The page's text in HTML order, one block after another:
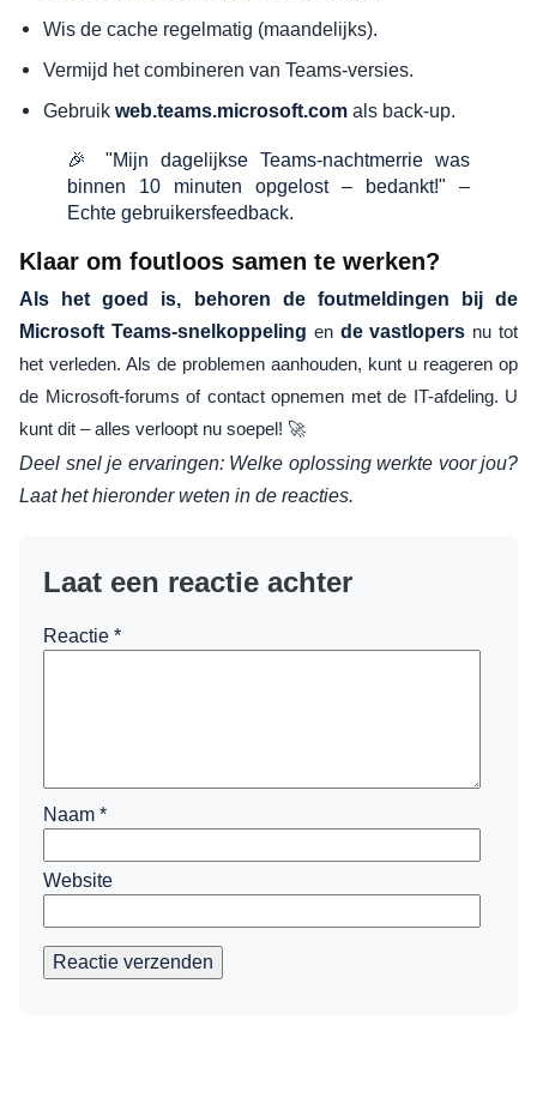
Wis de cache regelmatig (maandelijks).
Vermijd het combineren van Teams-versies.
Gebruik web.teams.microsoft.com als back-up.
🎉 "Mijn dagelijkse Teams-nachtmerrie was
binnen 10 minuten opgelost – bedankt!" –
Echte gebruikersfeedback.
Klaar om foutloos samen te werken?
Als het goed is, behoren de foutmeldingen bij de
Microsoft Teams-snelkoppeling en de vastlopers nu tot
het verleden. Als de problemen aanhouden, kunt u reageren op
de Microsoft-forums of contact opnemen met de IT-afdeling. U
kunt dit – alles verloopt nu soepel! 🚀
Deel snel je ervaringen: Welke oplossing werkte voor jou?
Laat het hieronder weten in de reacties.
Laat een reactie achter
Reactie *
Naam *
Website
Reactie verzenden